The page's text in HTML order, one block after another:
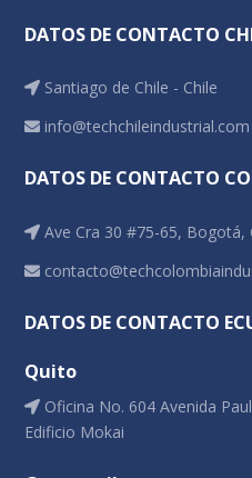
DATOS DE CONTACTO
Santiago de Chile - Chile
info@techchileindustrial.com
DATOS DE CONTACTO
Ave Cra 30 #75-65, Bogotá,
DATOS DE CONTACTO
Quito
Oficina No. 604 Avenida
Edificio Mokai